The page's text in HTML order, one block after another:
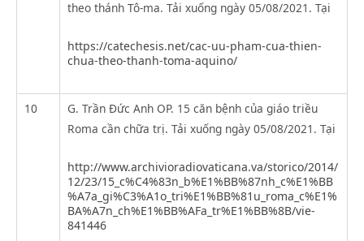
theo thánh Tô-ma. Tải xuống ngày 05/08/2021. Tại
https://catechesis.net/cac-uu-pham-cua-thien-
chua-theo-thanh-toma-aquino/
10
G. Trần Đức Anh OP. 15 căn bệnh của giáo triều
Roma cần chữa trị. Tải xuống ngày 05/08/2021. Tại
http://www.archivioradiovaticana.va/storico/2014/
12/23/15_c%C4%83n_b%E1%BB%87nh_c%E1%BB
%A7a_gi%C3%A1o_tri%E1%BB%81u_roma_c%E1%
BA%A7n_ch%E1%BB%AFa_tr%E1%BB%8B/vie-
841446